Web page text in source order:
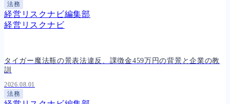
法務
経営リスクナビ編集部
経営リスクナビ
タイガー魔法瓶の景表法違反、課徴金459万円の背景と企業の教
訓
2026.08.01
法務